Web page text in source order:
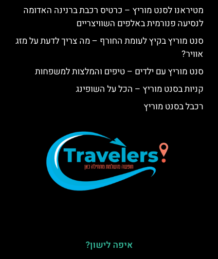
מטיראנו לסנט מוריץ – כרטיס רכבת ברנינה האדומה
לנסיעה פנורמית באלפים השוויצריים
סנט מוריץ בקיץ לעומת החורף – מה צריך לדעת על מזג
אוויר?
סנט מוריץ עם ילדים – טיפים והמלצות למשפחות
קניות בסנט מוריץ – הכל על השופינג
רכבל בסנט מוריץ
איפה לישון?